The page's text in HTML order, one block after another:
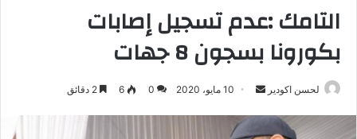
التامك :عدم تسجيل إصابات
بكورونا بسجون 8 جهات
لحسن اكودير 10 مايو، 2020 0
6